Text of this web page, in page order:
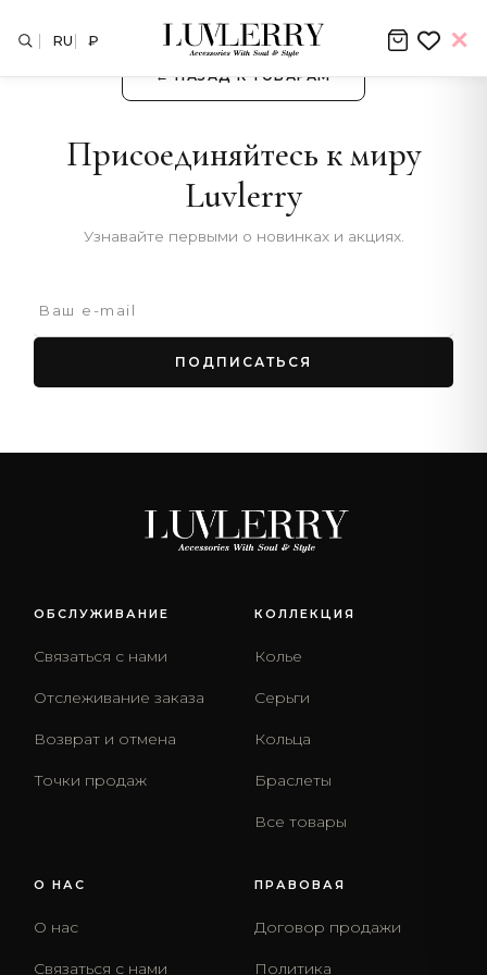
← НАЗАД К ТОВАРАМ
Присоединяйтесь к миру
Luvlerry
Узнавайте первыми о новинках и акциях.
ПОДПИСАТЬСЯ
ОБСЛУЖИВАНИЕ
Связаться с нами
Отслеживание заказа
Возврат и отмена
Точки продаж
КОЛЛЕКЦИЯ
Колье
Серьги
Кольца
Браслеты
Все товары
О НАС
О нас
Связаться с нами
ПРАВОВАЯ
Договор продажи
Политика
RU ₽